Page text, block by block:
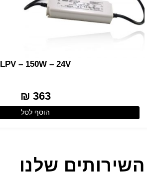
LPV – 150W – 24V
363 ₪
הוסף לסל
השירותים שלנו